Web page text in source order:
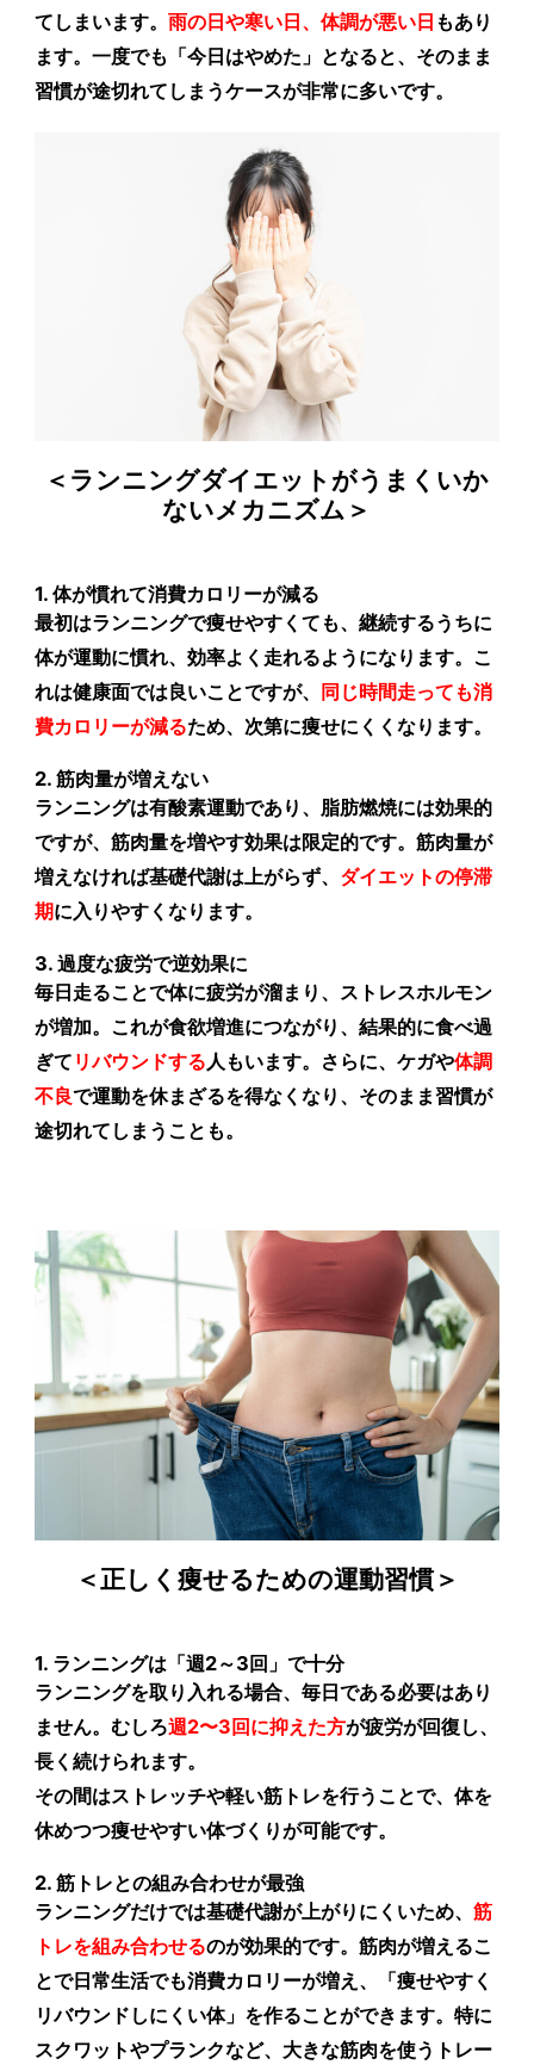
てしまいます。雨の日や寒い日、体調が悪い日 もあり
ます。一度でも「今日はやめた」となると、そのまま
習慣が途切れてしまうケースが非常に多いです。
＜ランニングダイエットがうまくいか
ないメカニズム＞
1. 体が慣れて消費カロリーが減る
最初はランニングで痩せやすくても、継続するうちに
体が運動に慣れ、効率よく走れるようになります。こ
れは健康面では良いことですが、
同じ時間走っても消
費カロリーが減るため、次第に痩せにくくなります。
2. 筋肉量が増えない
ランニングは有酸素運動であり、脂肪燃焼には効果的
ですが、筋肉量を増やす効果は限定的です。筋肉量が
増えなければ基礎代謝は上がらず、 ダイエットの停滞
期に入りやすくなります。
3. 過度な疲労で逆効果に
毎日走ることで体に疲労が溜まり、ストレスホルモン
が増加。これが食欲増進につながり、結果的に食べ過
ぎて リバウンドする人もいます。さらに、ケガや体調
不良で運動を休まざるを得なくなり、そのまま習慣が
途切れてしまうことも。
＜正しく痩せるための運動習慣＞
1. ランニングは「週2～3回」で十分
ランニングを取り入れる場合、毎日である必要はあり
ません。むしろ週2〜3回に抑えた方が疲労が回復し、
長く続けられます。
その間はストレッチや軽い筋トレを行うことで、体を
休めつつ痩せやすい体づくりが可能です。
2. 筋トレとの組み合わせが最強
ランニングだけでは基礎代謝が上がりにくいため、筋
トレを組み合わせるのが効果的です。筋肉が増えるこ
とで日常生活でも消費カロリーが増え、「痩せやすく
リバウンドしにくい体」を作ることができます。特に
スクワットやプランクなど、大きな筋肉を使うトレー